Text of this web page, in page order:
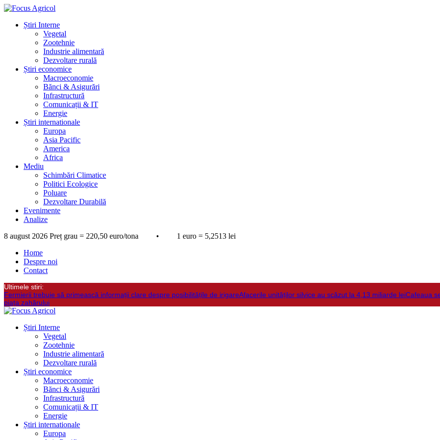
Știri Interne
Vegetal
Zootehnie
Industrie alimentară
Dezvoltare rurală
Știri economice
Macroeconomie
Bănci & Asigurări
Infrastructură
Comunicații & IT
Energie
Știri internationale
Europa
Asia Pacific
America
Africa
Mediu
Schimbări Climatice
Politici Ecologice
Poluare
Dezvoltare Durabilă
Evenimente
Analize
8 august 2026 Preț grau = 220,50 euro/tona • 1 euro = 5,2513 lei
Home
Despre noi
Contact
Ultimele stiri:
Fermierii trebuie să primească informații clare despre posibilitățile de irigareAfacerile unităților silvice au scăzut la 4,13 miliarde leiCafeaua
piața zahărului
Știri Interne
Vegetal
Zootehnie
Industrie alimentară
Dezvoltare rurală
Știri economice
Macroeconomie
Bănci & Asigurări
Infrastructură
Comunicații & IT
Energie
Știri internationale
Europa